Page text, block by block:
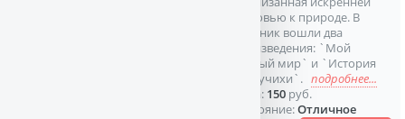
любовью к природе. В
сборник вошли два
произведения: `Мой
тайный мир` и `История
барсучихи`. подробнее...
Цена: 150руб.
Состояние:Отличное